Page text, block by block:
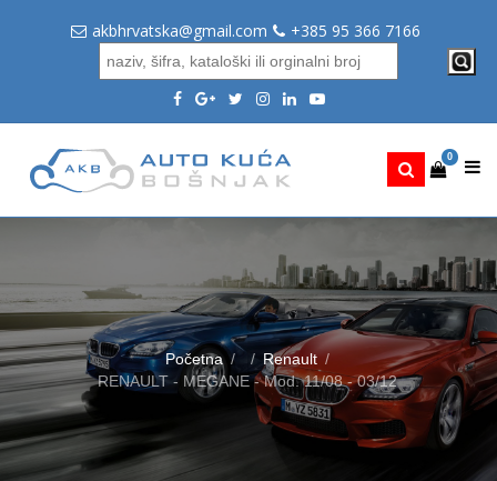
akbhrvatska@gmail.com +385 95 366 7166
0
Početna
Renault
RENAULT - MEGANE - Mod. 11/08 - 03/12